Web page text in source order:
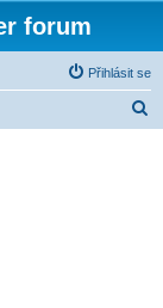
forum
Přihlásit se